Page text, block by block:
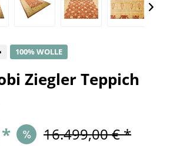
100% WOLLE
Ziegler Teppich
16.499,00 € *